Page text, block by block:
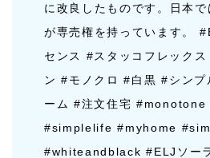
に改良したものです。日本
が専売権を持っています。
センス #スタッコフレック
ン #モノクロ #白黒 #シンプ
ーム #注文住宅
#simplelife #myhome
#whiteandblack #ELJソー